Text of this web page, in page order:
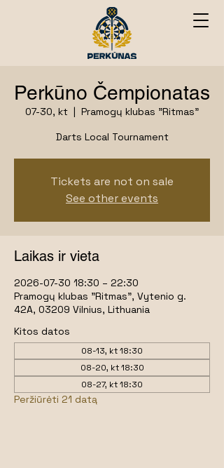
Perkūno Čempionatas
07-30, kt
  |
Pramogų klubas "Ritmas"
Darts Local Tournament
Tickets are not on sale
See other events
Laikas ir vieta
2026-07-30 18:30 – 22:30
Pramogų klubas "Ritmas", Vytenio g.
42A, 03209 Vilnius, Lithuania
Kitos datos
08-13, kt 18:30
08-20, kt 18:30
08-27, kt 18:30
Peržiūrėti 21 datą